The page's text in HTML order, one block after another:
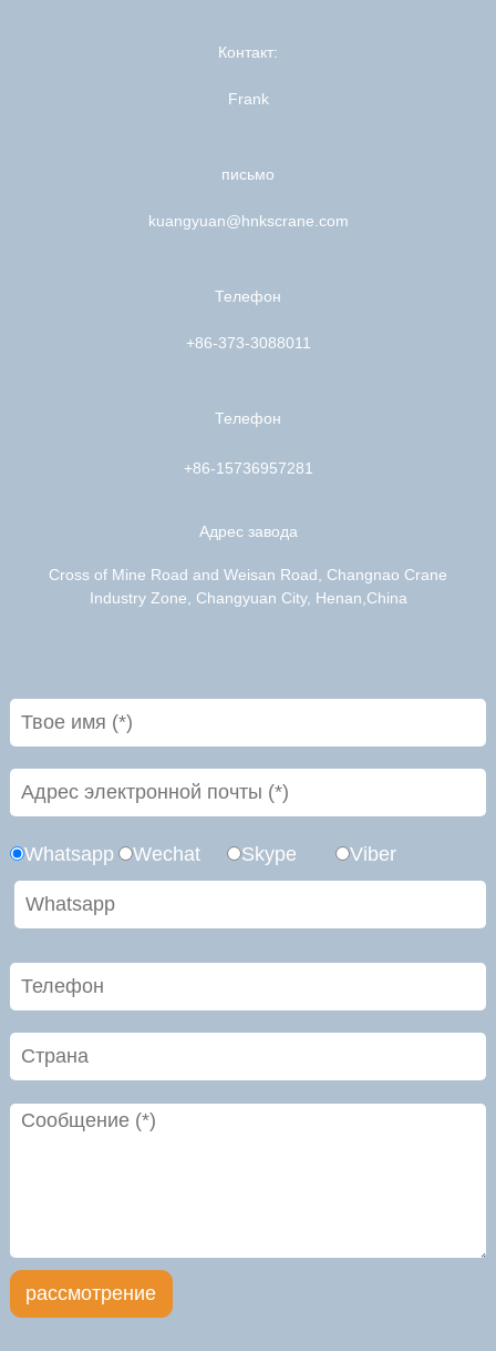
Контакт:
Frank
письмо
kuangyuan@hnkscrane.com
Телефон
+86-373-3088011
Телефон
+86-15736957281
Адрес завода
Cross of Mine Road and Weisan Road, Changnao Crane
Industry Zone, Changyuan City, Henan,China
Whatsapp Wechat Skype Viber